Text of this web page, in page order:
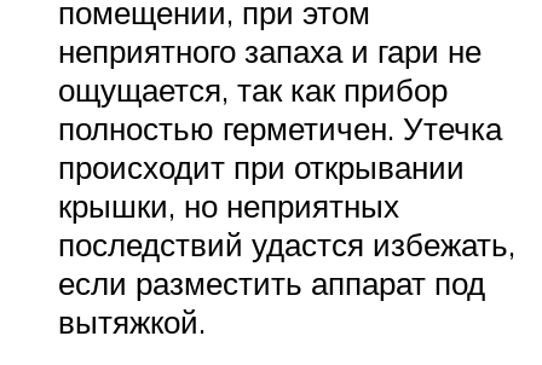
помещении, при этом
неприятного запаха и гари не
ощущается, так как прибор
полностью герметичен. Утечка
происходит при открывании
крышки, но неприятных
последствий удастся избежать,
если разместить аппарат под
вытяжкой.